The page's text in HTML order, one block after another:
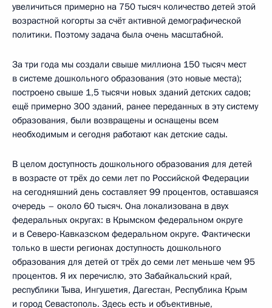
увеличиться примерно на 750 тысяч количество детей этой
возрастной когорты за счёт активной демографической
политики. Поэтому задача была очень масштабной.
За три года мы создали свыше миллиона 150 тысяч мест
в системе дошкольного образования (это новые места);
построено свыше 1,5 тысячи новых зданий детских садов;
ещё примерно 300 зданий, ранее переданных в эту систему
образования, были возвращены и оснащены всем
необходимым и сегодня работают как детские сады.
В целом доступность дошкольного образования для детей
в возрасте от трёх до семи лет по Российской Федерации
на сегодняшний день составляет 99 процентов, оставшаяся
очередь – около 60 тысяч. Она локализована в двух
федеральных округах: в Крымском федеральном округе
и в Северо-Кавказском федеральном округе. Фактически
только в шести регионах доступность дошкольного
образования для детей от трёх до семи лет меньше чем 95
процентов. Я их перечислю, это Забайкальский край,
республики Тыва, Ингушетия, Дагестан, Республика Крым
и город Севастополь. Здесь есть и объективные,